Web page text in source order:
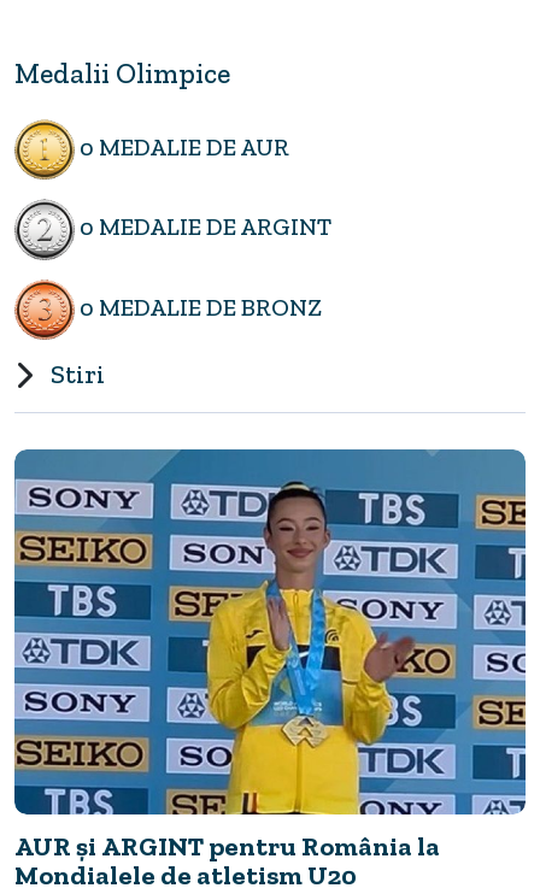
Medalii Olimpice
0 MEDALIE DE AUR
0 MEDALIE DE ARGINT
0 MEDALIE DE BRONZ
Stiri
AUR și ARGINT pentru România la
Mondialele de atletism U20